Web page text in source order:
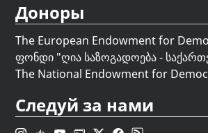
Доноры
The European Endowment for
ფონდი "ღია საზოგადოება -
The National Endowment for
Следуй за нами